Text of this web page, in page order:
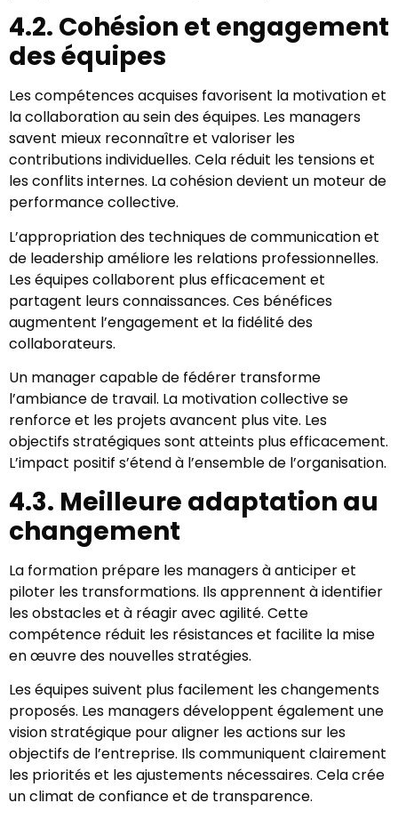
4.2. Cohésion et engagement
des équipes
Les compétences acquises favorisent la motivation et
la collaboration au sein des équipes. Les managers
savent mieux reconnaître et valoriser les
contributions individuelles. Cela réduit les tensions et
les conflits internes. La cohésion devient un moteur de
performance collective.
L’appropriation des techniques de communication et
de leadership améliore les relations professionnelles.
Les équipes collaborent plus efficacement et
partagent leurs connaissances. Ces bénéfices
augmentent l’engagement et la fidélité des
collaborateurs.
Un manager capable de fédérer transforme
l’ambiance de travail. La motivation collective se
renforce et les projets avancent plus vite. Les
objectifs stratégiques sont atteints plus efficacement.
L’impact positif s’étend à l’ensemble de l’organisation.
4.3. Meilleure adaptation au
changement
La formation prépare les managers à anticiper et
piloter les transformations. Ils apprennent à identifier
les obstacles et à réagir avec agilité. Cette
compétence réduit les résistances et facilite la mise
en œuvre des nouvelles stratégies.
Les équipes suivent plus facilement les changements
proposés. Les managers développent également une
vision stratégique pour aligner les actions sur les
objectifs de l’entreprise. Ils communiquent clairement
les priorités et les ajustements nécessaires. Cela crée
un climat de confiance et de transparence.